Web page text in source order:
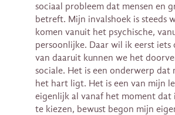
sociaal probleem dat mensen en
betreft. Mijn invalshoek is steeds
komen vanuit het psychische,
persoonlijke. Daar wil ik eerst iets
van daaruit kunnen we het
sociale. Het is een onderwerp dat
het hart ligt. Het is een van mijn
eigenlijk al vanaf het moment dat
te kiezen, bewust begon mijn